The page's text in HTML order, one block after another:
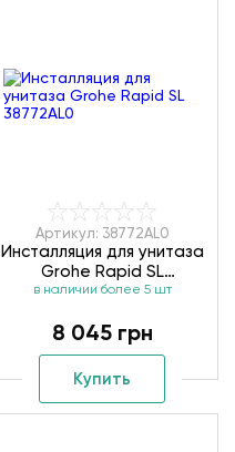
Артикул: 38772AL0
Инсталляция для унитаза
Grohe Rapid SL
38772AL0
в наличии более 5 шт
8 045 грн
Купить